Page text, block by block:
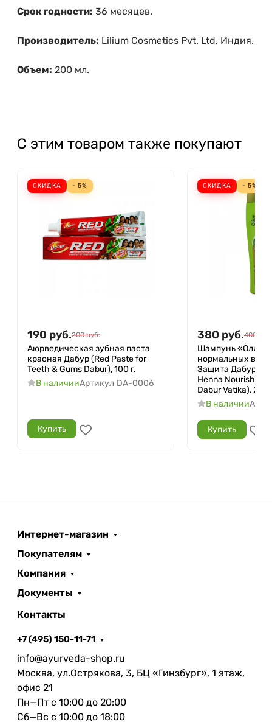
Срок годности: 36 месяцев.
Производитель: Lilium Cosmetics Pvt. Ltd, Индия.
Объем: 200 мл.
С этим товаром также покупают
СКИДКА - 5%
190 руб.200 руб.
Аюрведическая зубная паста
красная Дабур (Red Paste for
Teeth & Gums Dabur), 100 г.
В наличииАртикул DA-0006
Купить
СКИДКА - 5%
380 руб.400
Шампунь «Олива
нормальных
Защита Дабур
Henna Nourish &
Dabur Vatika), 200
В наличии
Купить
Интернет-магазин
Покупателям
Компания
Документы
Контакты
+7 (495) 150-11-71
info@ayurveda-shop.ru
Москва, ул.Острякова, 3, БЦ «Гинзбург», 1 этаж,
офис 21
Пн—Пт с 10:00 до 20:00
Сб—Вс с 10:00 до 18:00